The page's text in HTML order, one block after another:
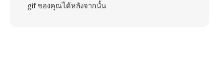
gif ของคุณได้หลังจากนั้น